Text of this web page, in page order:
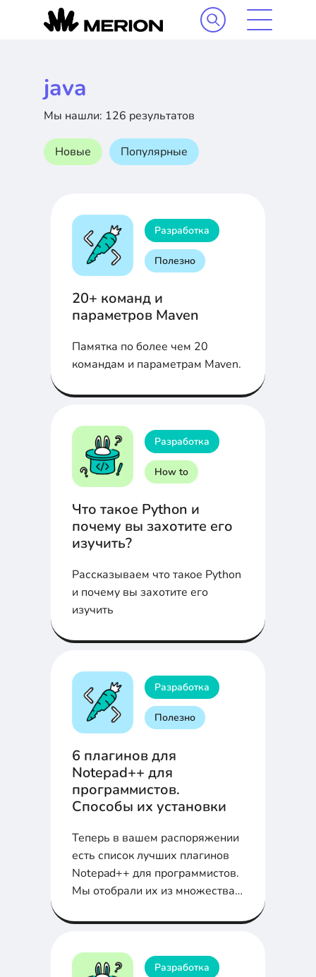
java
Мы нашли: 126 результатов
Новые Популярные
Разработка
Полезно
20+ команд и
параметров Maven
Памятка по более чем 20
командам и параметрам Maven.
Разработка
How to
Что такое Python и
почему вы захотите его
изучить?
Рассказываем что такое Python
и почему вы захотите его
изучить
Разработка
Полезно
6 плагинов для
Notepad++ для
программистов.
Способы их установки
Теперь в вашем распоряжении
есть список лучших плагинов
Notepad++ для программистов.
Мы отобрали их из множества
доступных на просторах
Разработка